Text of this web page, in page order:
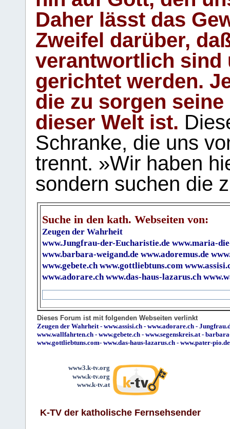
Daher lässt das
Zweifel darüber,
verantwortlich sind
gerichtet werden.
die zu sorgen
dieser Welt ist.
Schranke, die uns
trennt. »Wir haben
sondern suchen die
Suche in den kath. Webseiten von:
Zeugen der Wahrheit
www.Jungfrau-der-Eucharistie.de www.maria-
www.barbara-weigand.de www.adoremus.de
www.gebete.ch www.gottliebtuns.com
www.adorare.ch www.das-haus-lazarus.ch
Dieses Forum ist mit folgenden Webseiten verlinkt
Zeugen der Wahrheit- www.assisi.ch - www.adorare.ch -
www.wallfahrten.ch - www.gebete.ch - www.segenskreis.at-
www.gottliebtuns.com- www.das-haus-lazarus.ch - www.pater-pio.de
www3.k-tv.org
www.k-tv.org
www.k-tv.at
K-TV der katholische Fernsehsender